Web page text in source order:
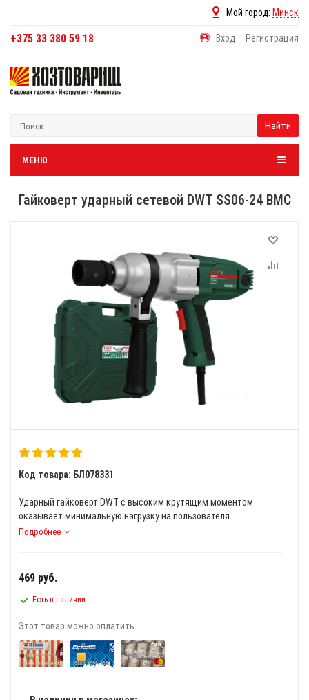
Мой город: Минск
+375 33 380 59 18 Вход Регистрация
Найти
МЕНЮ
Гайковерт ударный сетевой DWT SS06-24 BMC
Код товара: БЛ078331
Ударный гайковерт DWT с высоким крутящим моментом
оказывает минимальную нагрузку на пользователя...
Подробнее
469 руб.
Есть в наличии
Этот товар можно оплатить